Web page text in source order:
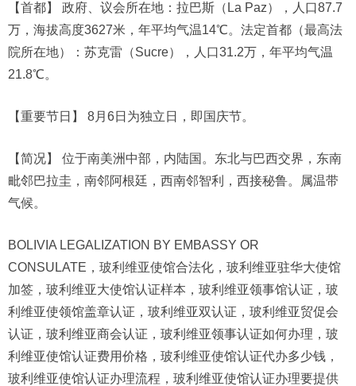
【首都】 政府、议会所在地：拉巴斯（La Paz），人口87.7
万，海拔高度3627米，年平均气温14℃。法定首都（最高法
院所在地）：苏克雷（Sucre），人口31.2万，年平均气温
21.8℃。
【重要节日】 8月6日为独立日，即国庆节。
【简况】 位于南美洲中部，内陆国。东北与巴西交界，东南
毗邻巴拉圭，南邻阿根廷，西南邻智利，西接秘鲁。属温带
气候。
BOLIVIA LEGALIZATION BY EMBASSY OR
CONSULATE，玻利维亚使馆合法化，玻利维亚驻华大使馆
加签，玻利维亚大使馆认证样本，玻利维亚领事馆认证，玻
利维亚使领馆盖章认证，玻利维亚双认证，玻利维亚贸促会
认证，玻利维亚商会认证，玻利维亚领事认证如何办理，玻
利维亚使馆认证费用价格，玻利维亚使馆认证代办多少钱，
玻利维亚使馆认证办理流程，玻利维亚使馆认证办理要提供